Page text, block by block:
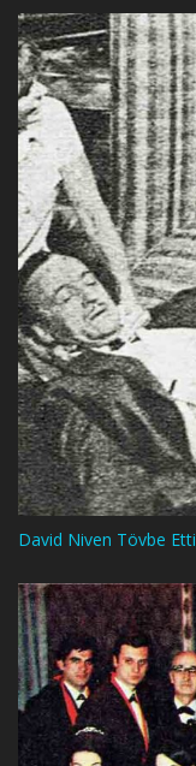
David Niven Tövbe Etti